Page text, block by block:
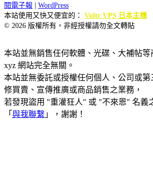
閱電子報
WordPress
本站使用又快又便宜的： Vultr VPS 日本主機
© 2026 版權所有，非經授權請勿全文轉貼
本站並無銷售任何軟體、光碟、大補帖
xyz 網站完全無關。
本站並無委託或授權任何個人、公司或
修買賣、宣傳推廣或商品銷售之業務，
若發現盜用 "重灌狂人" 或 "不來恩" 名義
「 與我聯繫 」，謝謝！